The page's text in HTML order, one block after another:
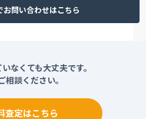
お問い合わせはこちら
なくても大丈夫です。
相談ください。
査定はこちら